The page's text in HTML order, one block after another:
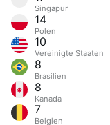
Singapur
14
Polen
10
Vereinigte Staaten
8
Brasilien
8
Kanada
7
Belgien